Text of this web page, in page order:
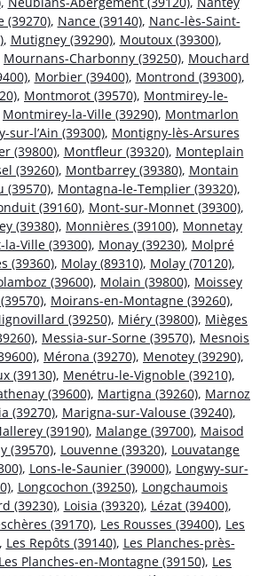
(39270), Nance (39140), Nanc-lès-Saint-
, Mutigney (39290), Moutoux (39300),
Mournans-Charbonny (39250), Mouchard
, Morbier (39400), Montrond (39300),
, Montmorot (39570), Montmirey-le-
Montmirey-la-Ville (39290), Montmarlon
sur-l’Ain (39300), Montigny-lès-Arsures
(39800), Montfleur (39320), Monteplain
(39260), Montbarrey (39380), Montain
(39570), Montagna-le-Templier (39320),
(39160), Mont-sur-Monnet (39300),
(39380), Monnières (39100), Monnetay
Ville (39300), Monay (39230), Molpré
(39360), Molay (89310), Molay (70120),
(39600), Molain (39800), Moissey
, Moirans-en-Montagne (39260),
(39250), Miéry (39800), Mièges
, Messia-sur-Sorne (39570), Mesnois
, Mérona (39270), Menotey (39290),
(39130), Menétru-le-Vignoble (39210),
(39600), Martigna (39260), Marnoz
(39270), Marigna-sur-Valouse (39240),
(39190), Malange (39700), Maisod
(39570), Louvenne (39320), Louvatange
, Lons-le-Saunier (39000), Longwy-sur-
, Longcochon (39250), Longchaumois
(39230), Loisia (39320), Lézat (39400),
(39170), Les Rousses (39400), Les
Les Repôts (39140), Les Planches-près-
Les Planches-en-Montagne (39150), Les